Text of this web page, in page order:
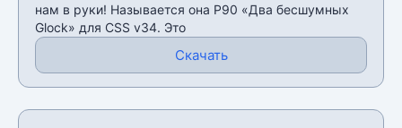
нам в руки! Называется она P90 «Два бесшумных
Glock» для CSS v34. Это
Скачать